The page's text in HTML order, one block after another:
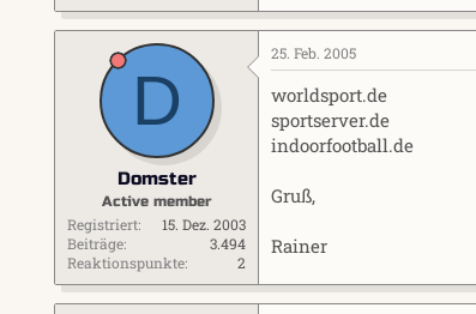
D
Domster
Active member
Registriert
15. Dez. 2003
Beiträge
3.494
Reaktionspunkte
2
25. Feb. 2005
worldsport.de
sportserver.de
indoorfootball.de
Gruß,
Rainer